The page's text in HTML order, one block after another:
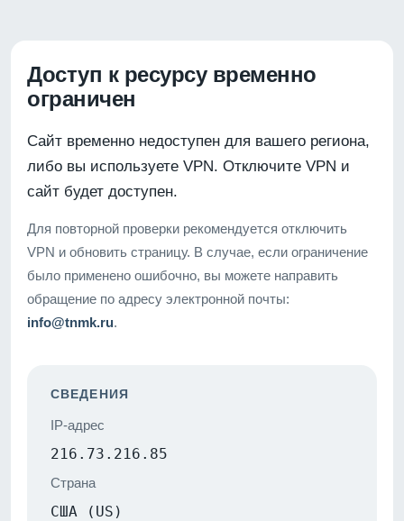
Доступ к ресурсу временно
ограничен
Сайт временно недоступен для вашего региона,
либо вы используете VPN. Отключите VPN и
сайт будет доступен.
Для повторной проверки рекомендуется отключить
VPN и обновить страницу. В случае, если ограничение
было применено ошибочно, вы можете направить
обращение по адресу электронной почты:
info@tnmk.ru.
СВЕДЕНИЯ
IP-адрес
216.73.216.85
Страна
США (US)